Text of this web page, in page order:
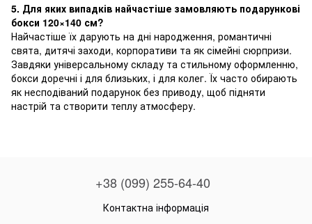
5. Для яких випадків найчастіше замовляють подарункові
бокси 120×140 см?
Найчастіше їх дарують на дні народження, романтичні
свята, дитячі заходи, корпоративи та як сімейні сюрпризи.
Завдяки універсальному складу та стильному оформленню,
бокси доречні і для близьких, і для колег. Їх часто обирають
як несподіваний подарунок без приводу, щоб підняти
настрій та створити теплу атмосферу.
+38 (099) 255-64-40
Контактна інформація